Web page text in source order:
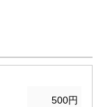
500円